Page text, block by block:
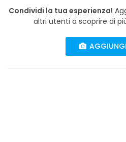
Condividi la tua esperienza!
altri utenti a scoprire di